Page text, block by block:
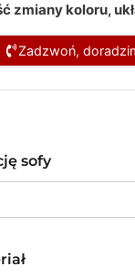
zmiany koloru,
Zadzwoń,
sofy